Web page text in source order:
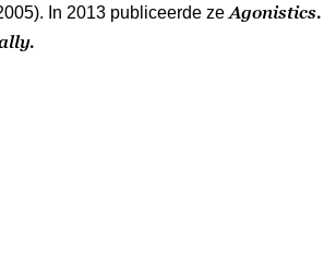
In 2013 publiceerde ze Agonistics.